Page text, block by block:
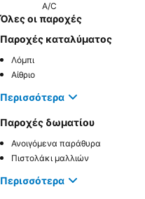
A/C
Όλες οι παροχές
Παροχές καταλύματος
Λόμπι
Αίθριο
Περισσότερα
Παροχές δωματίου
Ανοιγόμενα παράθυρα
Πιστολάκι μαλλιών
Περισσότερα